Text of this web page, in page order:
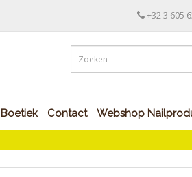
+32 3 605
Contact Webshop